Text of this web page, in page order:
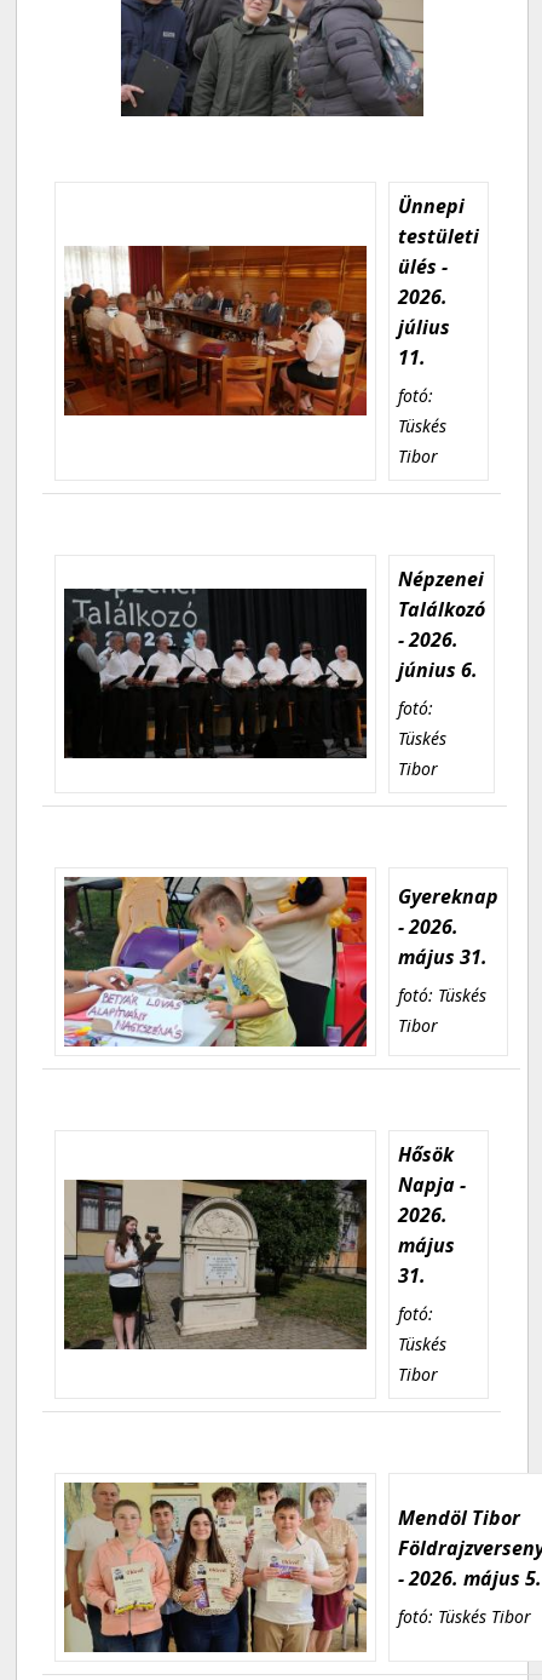
Ünnepi
testületi
ülés -
2026.
július
11.
fotó:
Tüskés
Tibor
Népzenei
Találkozó
- 2026.
június 6.
fotó:
Tüskés
Tibor
Gyereknap
- 2026.
május 31.
fotó: Tüskés
Tibor
Hősök
Napja -
2026.
május
31.
fotó:
Tüskés
Tibor
Mendöl Tibor
- 2026. május 5.
fotó: Tüskés Tibor